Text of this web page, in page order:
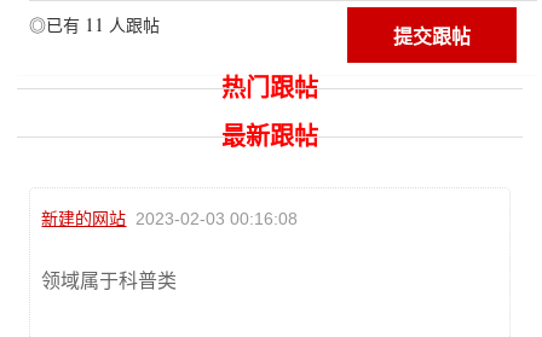
◎已有 11 人跟帖
热门跟帖
最新跟帖
新建的网站 2023-02-03 00:16:08
领域属于科普类